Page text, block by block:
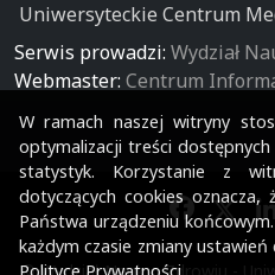
Uniwersyteckie Centrum
Serwis prowadzi: Wydział
Webmaster: Centrum
W ramach naszej witryny
optymalizacji treści
statystyk. Korzystanie z
dotyczących cookies
Państwa urządzeniu
każdym czasie zmiany